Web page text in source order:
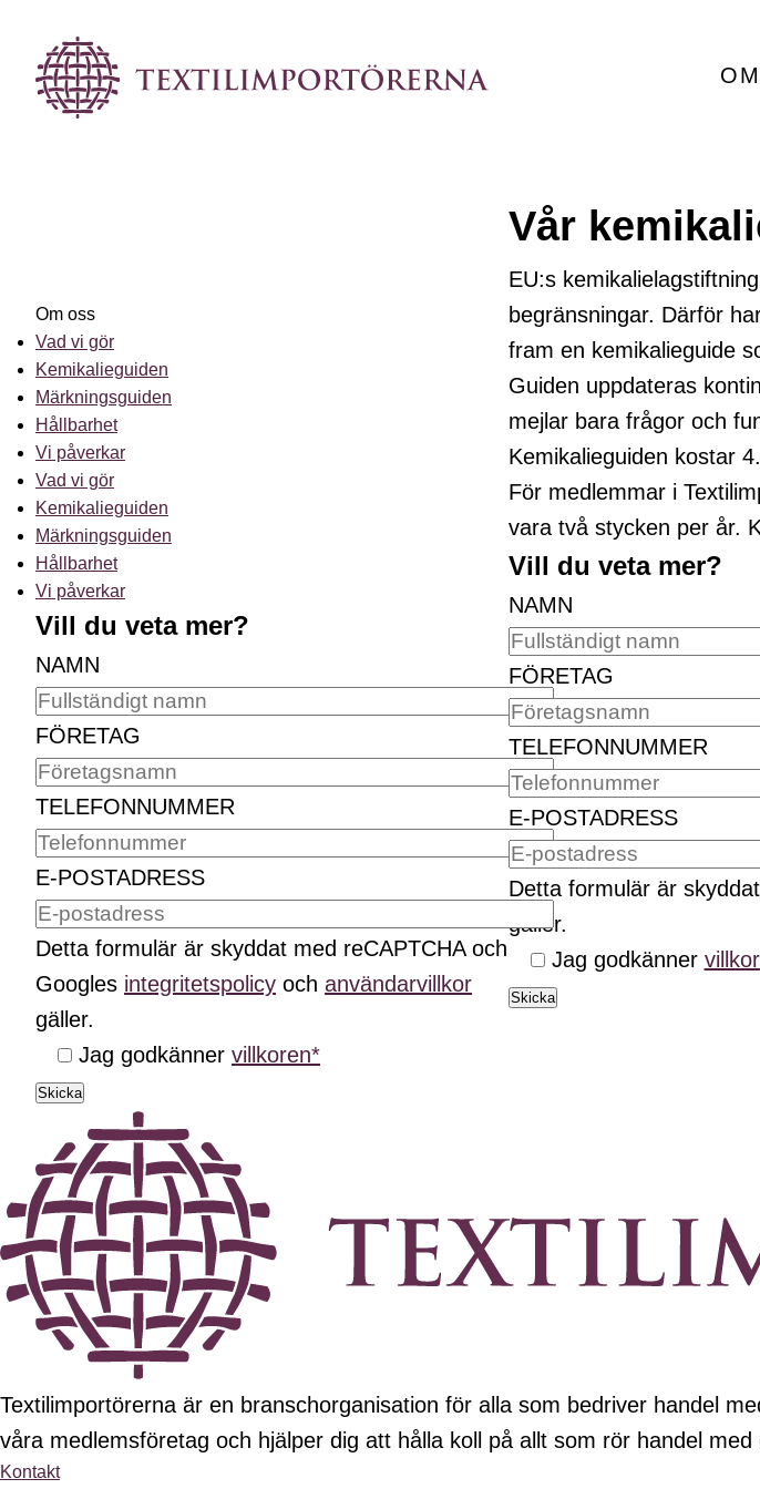
Om oss
Vad vi gör
Kemikalieguiden
Märkningsguiden
Hållbarhet
Vi påverkar
Vad vi gör
Kemikalieguiden
Märkningsguiden
Hållbarhet
Vi påverkar
Vill du veta mer?
NAMN
FÖRETAG
TELEFONNUMMER
E-POSTADRESS
Detta formulär är skyddat med reCAPTCHA och
Googles integritetspolicy och användarvillkor
gäller.
Jag godkänner villkoren*
Skicka
Vår
EU:s
begränsningar. Därför
fram en kemikalieguide
Guiden uppdateras
mejlar bara frågor och
Kemikalieguiden kostar
För medlemmar i
vara två stycken per år.
Vill du veta mer?
NAMN
FÖRETAG
TELEFONNUMMER
E-POSTADRESS
Detta formulär är
gäller.
Jag godkänner
Skicka
Textilimportörerna är en branschorganisation för alla som bedriver handel
våra medlemsföretag och hjälper dig att hålla koll på allt som rör handel med
Kontakt